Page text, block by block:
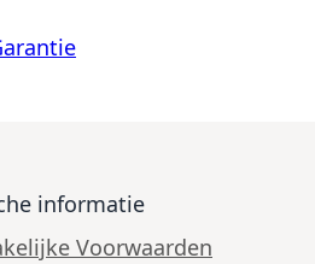
informatie
Voorwaarden